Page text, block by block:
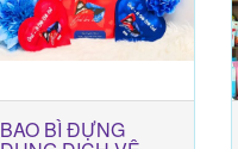
BAO BÌ ĐỰNG